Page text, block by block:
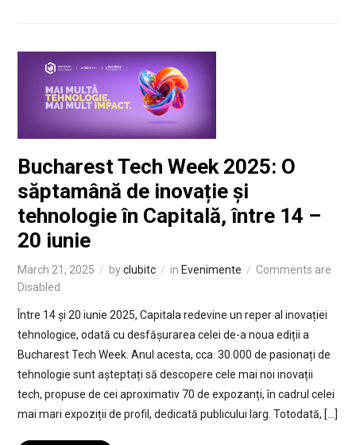
Bucharest Tech Week 2025: O
săptamână de inovație și
tehnologie în Capitală, între 14 –
20 iunie
March 21, 2025 byclubitc in Evenimente
Comments are
Disabled
Între 14 și 20 iunie 2025, Capitala redevine un reper al inovației
tehnologice, odată cu desfășurarea celei de-a noua ediții a
Bucharest Tech Week. Anul acesta, cca. 30.000 de pasionați de
tehnologie sunt așteptați să descopere cele mai noi inovații
tech, propuse de cei aproximativ 70 de expozanți, în cadrul celei
mai mari expoziții de profil, dedicată publicului larg. Totodată, […]